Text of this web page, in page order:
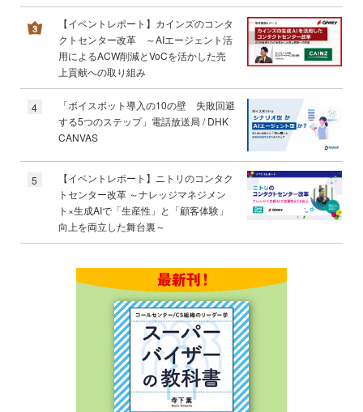
【イベントレポート】カインズのコンタ
クトセンター改革 ～AIエージェント活
用によるACW削減とVoCを活かした売
上貢献への取り組み
4
「ボイスボット導入の10の壁 失敗回避
する5つのステップ」電話放送局 / DHK
CANVAS
5
【イベントレポート】ニトリのコンタク
トセンター改革 ～ナレッジマネジメン
ト×生成AIで「生産性」と「顧客体験」
向上を両立した舞台裏～